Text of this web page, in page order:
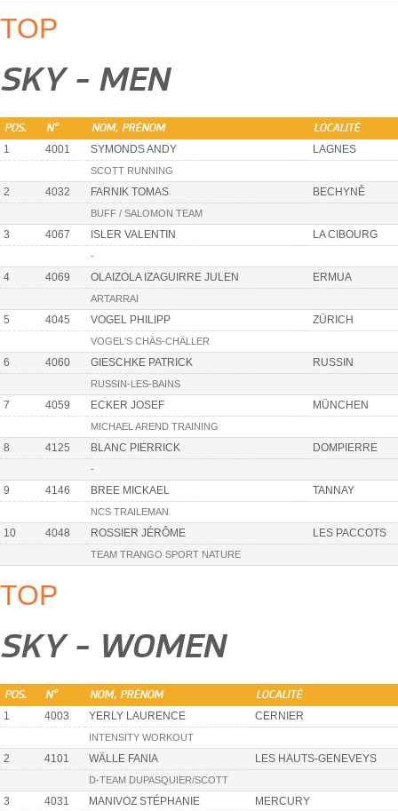
TOP
SKY - MEN
POS. N° NOM, PRÉNOM LOCALITÉ
1 4001 SYMONDS ANDY LAGNES
SCOTT RUNNING
2 4032 FARNIK TOMAS BECHYNĚ
BUFF / SALOMON TEAM
3 4067 ISLER VALENTIN LA CIBOURG
-
4 4069 OLAIZOLA IZAGUIRRE JULEN ERMUA
ARTARRAI
5 4045 VOGEL PHILIPP ZÜRICH
VOGEL'S CHÄS-CHÄLLER
6 4060 GIESCHKE PATRICK RUSSIN
RUSSIN-LES-BAINS
7 4059 ECKER JOSEF MÜNCHEN
MICHAEL AREND TRAINING
8 4125 BLANC PIERRICK DOMPIERRE
-
9 4146 BREE MICKAEL TANNAY
NCS TRAILEMAN
10 4048 ROSSIER JÉRÔME LES PACCOTS
TEAM TRANGO SPORT NATURE
TOP
SKY - WOMEN
POS. N° NOM, PRÉNOM LOCALITÉ
1 4003 YERLY LAURENCE CERNIER
INTENSITY WORKOUT
2 4101 WÄLLE FANIA LES HAUTS-GENEVEYS
D-TEAM DUPASQUIER/SCOTT
3 4031 MANIVOZ STÉPHANIE MERCURY